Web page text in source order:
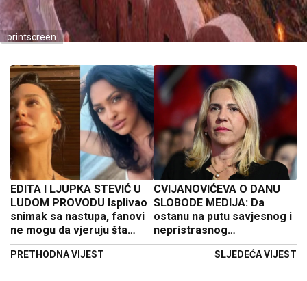
printscreen
EDITA I LJUPKA STEVIĆ U
LUDOM PROVODU Isplivao
snimak sa nastupa, fanovi
ne mogu da vjeruju šta
rade (VIDEO)
PRETHODNA VIJEST
CVIJANOVIĆEVA O DANU
SLOBODE MEDIJA: Da
ostanu na putu savjesnog i
nepristrasnog
izvještavanja
SLJEDEĆA VIJEST